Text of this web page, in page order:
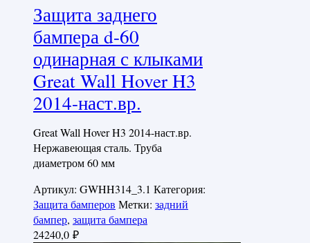
Защита заднего
бампера d-60
одинарная с клыками
Great Wall Hover H3
2014-наст.вр.
Great Wall Hover H3 2014-наст.вр.
Нержавеющая сталь. Труба
диаметром 60 мм
Артикул: GWHH314_3.1 Категория:
Защита бамперов Метки: задний
бампер, защита бампера
24240,0 ₽